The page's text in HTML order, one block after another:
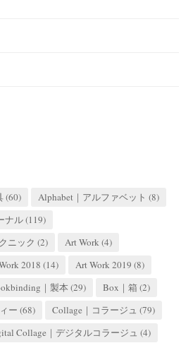
(60) Alphabet｜アルファベット (8)
ナル(119)
ニック (2) Art Work(4)
2018 (14) Art Work 2019 (8)
｜製本 (29) Box｜箱 (2)
ー (68) Collage｜コラージュ (79)
Collage｜デジタルコラージュ (4)